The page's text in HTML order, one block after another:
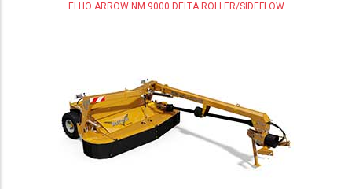
ELHO ARROW NM 9000 DELTA ROLLER/SIDEFLOW